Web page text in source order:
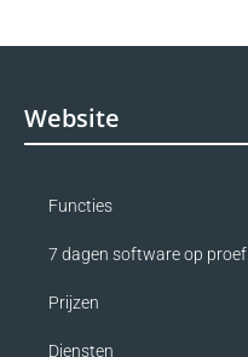
Website
Functies
7 dagen software op proef
Prijzen
Diensten